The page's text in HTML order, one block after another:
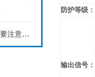
使用光气检测仪时需要注意哪些要点？
防护等级：
输出信号：